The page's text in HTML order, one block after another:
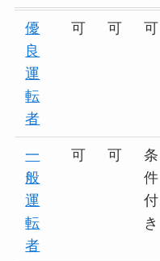
優
良
運
転
者
可 可 可
一
般
運
転
者
可 可
条
件
付
き